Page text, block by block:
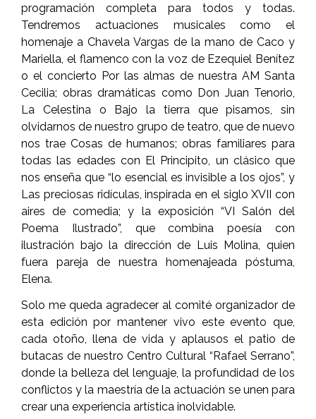
programación completa para todos y todas.
Tendremos actuaciones musicales como el
homenaje a Chavela Vargas de la mano de Caco y
Mariella, el flamenco con la voz de Ezequiel Benítez
o el concierto Por las almas de nuestra AM Santa
Cecilia; obras dramáticas como Don Juan Tenorio,
La Celestina o Bajo la tierra que pisamos, sin
olvidarnos de nuestro grupo de teatro, que de nuevo
nos trae Cosas de humanos; obras familiares para
todas las edades con El Principito, un clásico que
nos enseña que “lo esencial es invisible a los ojos”, y
Las preciosas ridículas, inspirada en el siglo XVII con
aires de comedia; y la exposición “VI Salón del
Poema Ilustrado”, que combina poesía con
ilustración bajo la dirección de Luis Molina, quien
fuera pareja de nuestra homenajeada póstuma,
Elena.
Solo me queda agradecer al comité organizador de
esta edición por mantener vivo este evento que,
cada otoño, llena de vida y aplausos el patio de
butacas de nuestro Centro Cultural “Rafael Serrano”,
donde la belleza del lenguaje, la profundidad de los
conflictos y la maestría de la actuación se unen para
crear una experiencia artística inolvidable.